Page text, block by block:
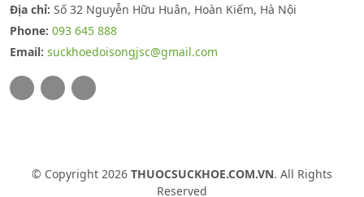
Địa chỉ: Số 32 Nguyễn Hữu Huân, Hoàn Kiếm, Hà Nội
Phone: 093 645 888
Email: suckhoedoisongjsc@gmail.com
© Copyright 2026 THUOCSUCKHOE.COM.VN. All Rights
Reserved